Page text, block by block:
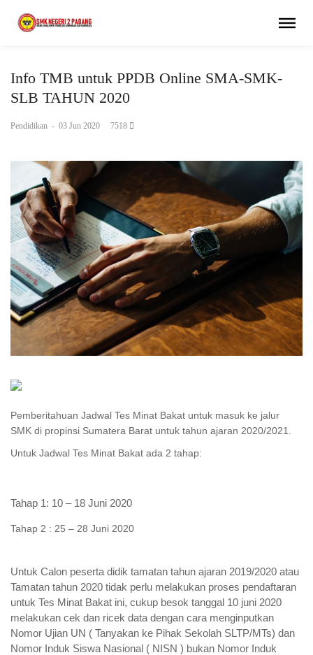
Info TMB untuk PPDB Online SMA-SMK-
SLB TAHUN 2020
Pendidikan - 03 Jun 2020 7518
Pemberitahuan Jadwal Tes Minat Bakat untuk masuk ke jalur
SMK di propinsi Sumatera Barat untuk tahun ajaran 2020/2021.
Untuk Jadwal Tes Minat Bakat ada 2 tahap:
Tahap 1: 10 – 18 Juni 2020
Tahap 2 : 25 – 28 Juni 2020
Untuk Calon peserta didik tamatan tahun ajaran 2019/2020 atau
Tamatan tahun 2020 tidak perlu melakukan proses pendaftaran
untuk Tes Minat Bakat ini, cukup besok tanggal 10 juni 2020
melakukan cek dan ricek data dengan cara menginputkan
Nomor Ujian UN ( Tanyakan ke Pihak Sekolah SLTP/MTs) dan
Nomor Induk Siswa Nasional ( NISN ) bukan Nomor Induk